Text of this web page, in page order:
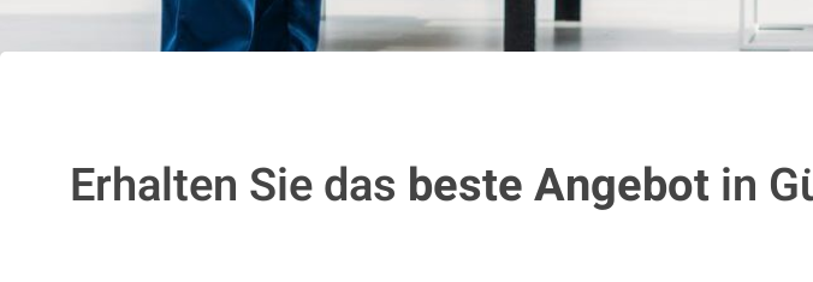
Erhalten Sie das beste Angebotin